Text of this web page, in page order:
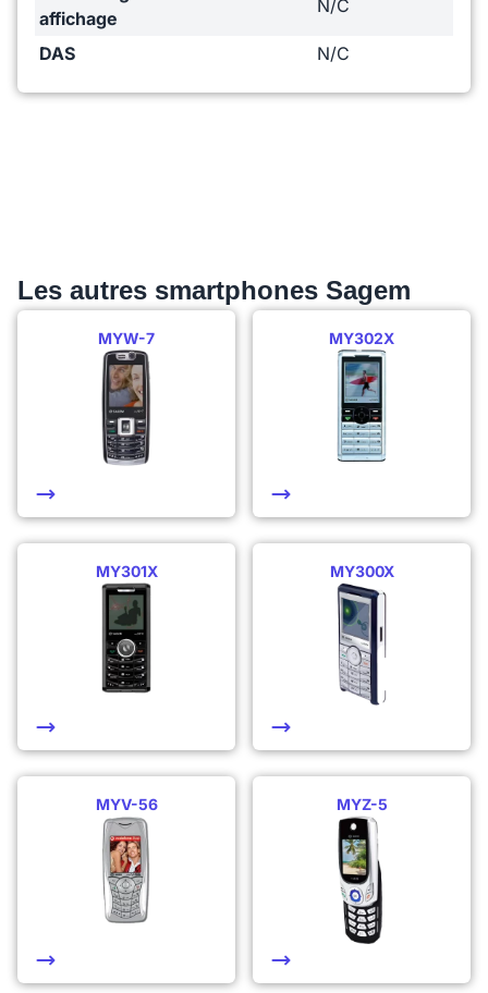
affichage
N/C
DAS N/C
Les autres smartphones Sagem
MYW-7 MY302X
MY301X MY300X
MYV-56 MYZ-5